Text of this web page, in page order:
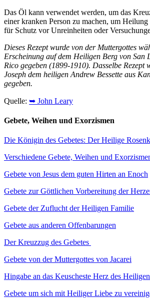
Das Öl kann verwendet werden, um das
einer kranken Person zu machen, um
für Schutz vor Unreinheiten oder
Dieses Rezept wurde von der Muttergottes
Erscheinung auf dem Heiligen Berg von San
Rico gegeben (1899-1910). Dasselbe Rezept
Joseph dem heiligen Andrew Bessette aus
gegeben.
Quelle: ➥ John Leary
Gebete, Weihen und Exorzismen
Die Königin des Gebetes: Der Heilige
Verschiedene Gebete, Weihen und
Gebete von Jesus dem guten Hirten an Enoch
Gebete zur Göttlichen Vorbereitung der
Gebete der Zuflucht der Heiligen Familie
Gebete aus anderen Offenbarungen
Der Kreuzzug des Gebetes
Gebete von der Muttergottes von Jacarei
Hingabe an das Keuscheste Herz des
Gebete um sich mit Heiliger Liebe zu